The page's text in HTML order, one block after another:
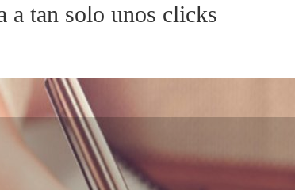
a tan solo unos clicks